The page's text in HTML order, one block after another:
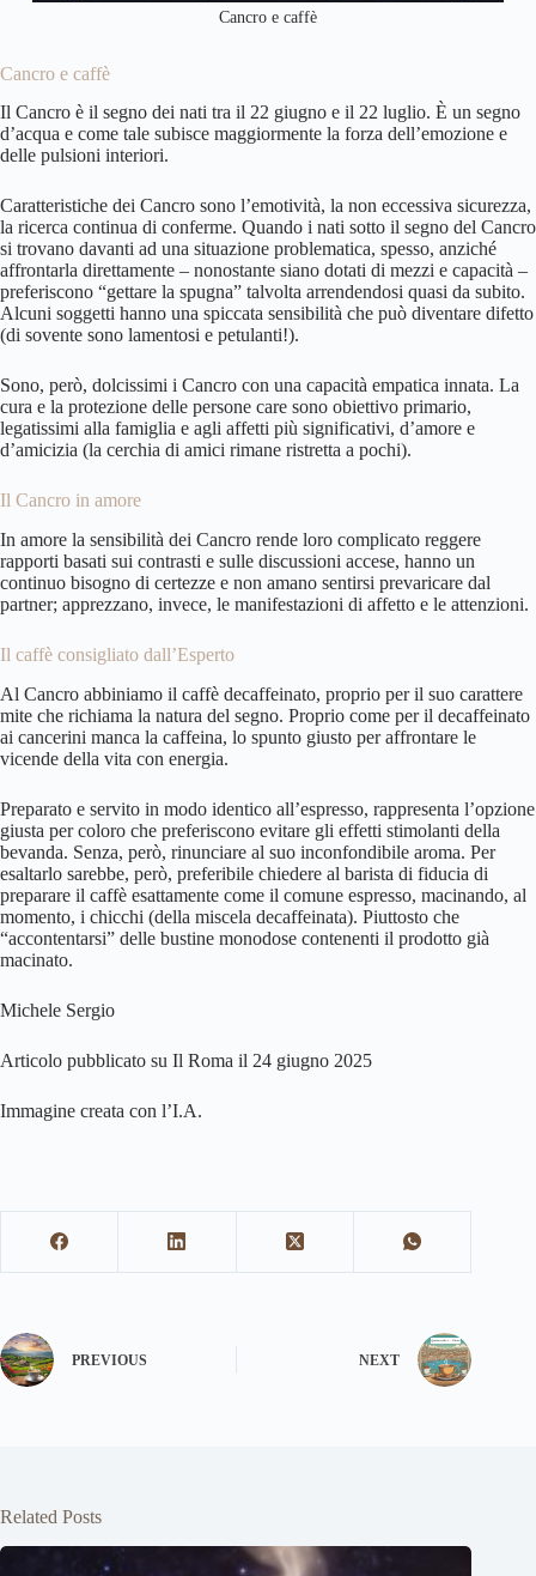
Cancro e caffè
Cancro e caffè
Il Cancro è il segno dei nati tra il 22 giugno e il 22 luglio. È un segno
d’acqua e come tale subisce maggiormente la forza dell’emozione e
delle pulsioni interiori.
Caratteristiche dei Cancro sono l’emotività, la non eccessiva sicurezza,
la ricerca continua di conferme. Quando i nati sotto il segno del Cancro
si trovano davanti ad una situazione problematica, spesso, anziché
affrontarla direttamente – nonostante siano dotati di mezzi e capacità –
preferiscono “gettare la spugna” talvolta arrendendosi quasi da subito.
Alcuni soggetti hanno una spiccata sensibilità che può diventare difetto
(di sovente sono lamentosi e petulanti!).
Sono, però, dolcissimi i Cancro con una capacità empatica innata. La
cura e la protezione delle persone care sono obiettivo primario,
legatissimi alla famiglia e agli affetti più significativi, d’amore e
d’amicizia (la cerchia di amici rimane ristretta a pochi).
Il Cancro in amore
In amore la sensibilità dei Cancro rende loro complicato reggere
rapporti basati sui contrasti e sulle discussioni accese, hanno un
continuo bisogno di certezze e non amano sentirsi prevaricare dal
partner; apprezzano, invece, le manifestazioni di affetto e le attenzioni.
Il caffè consigliato dall’Esperto
Al Cancro abbiniamo il caffè decaffeinato, proprio per il suo carattere
mite che richiama la natura del segno. Proprio come per il decaffeinato
ai cancerini manca la caffeina, lo spunto giusto per affrontare le
vicende della vita con energia.
Preparato e servito in modo identico all’espresso, rappresenta l’opzione
giusta per coloro che preferiscono evitare gli effetti stimolanti della
bevanda. Senza, però, rinunciare al suo inconfondibile aroma. Per
esaltarlo sarebbe, però, preferibile chiedere al barista di fiducia di
preparare il caffè esattamente come il comune espresso, macinando, al
momento, i chicchi (della miscela decaffeinata). Piuttosto che
“accontentarsi” delle bustine monodose contenenti il prodotto già
macinato.
Michele Sergio
Articolo pubblicato su Il Roma il 24 giugno 2025
Immagine creata con l’I.A.
PREVIOUS NEXT
Related Posts